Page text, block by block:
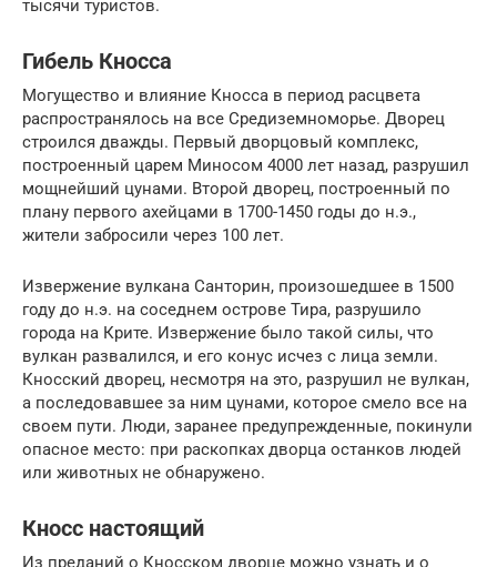
тысячи туристов.
Гибель Кносса
Могущество и влияние Кносса в период расцвета
распространялось на все Средиземноморье. Дворец
строился дважды. Первый дворцовый комплекс,
построенный царем Миносом 4000 лет назад, разрушил
мощнейший цунами. Второй дворец, построенный по
плану первого ахейцами в 1700-1450 годы до н.э.,
жители забросили через 100 лет.
Извержение вулкана Санторин, произошедшее в 1500
году до н.э. на соседнем острове Тира, разрушило
города на Крите. Извержение было такой силы, что
вулкан развалился, и его конус исчез с лица земли.
Кносский дворец, несмотря на это, разрушил не вулкан,
а последовавшее за ним цунами, которое смело все на
своем пути. Люди, заранее предупрежденные, покинули
опасное место: при раскопках дворца останков людей
или животных не обнаружено.
Кносс настоящий
Из преданий о Кносском дворце можно узнать и о